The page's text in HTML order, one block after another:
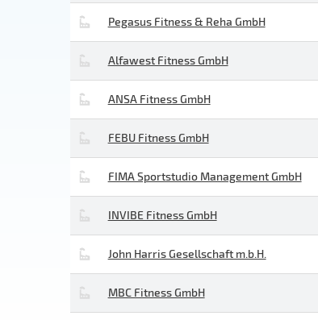
Pegasus Fitness & Reha GmbH
Alfawest Fitness GmbH
ANSA Fitness GmbH
FEBU Fitness GmbH
FIMA Sportstudio Management GmbH
INVIBE Fitness GmbH
John Harris Gesellschaft m.b.H.
MBC Fitness GmbH